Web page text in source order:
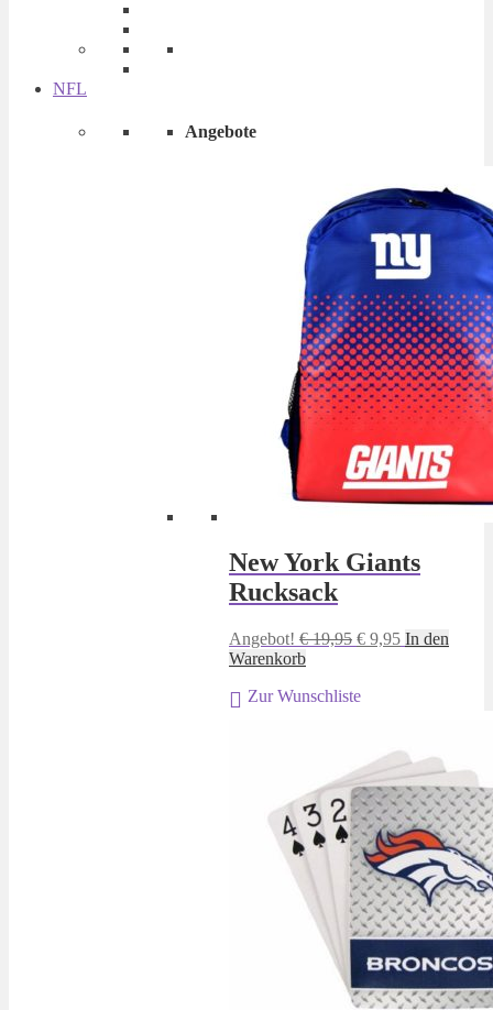
NFL
Angebote
New York Giants
Rucksack
Angebot! €19,95 Ursprünglicher
€ 19,95
€ 9,95Aktueller
In den
Warenkorb
Zur Wunschliste